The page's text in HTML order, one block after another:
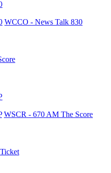
WCCO - News Talk 830
WSCR - 670 AM The Score